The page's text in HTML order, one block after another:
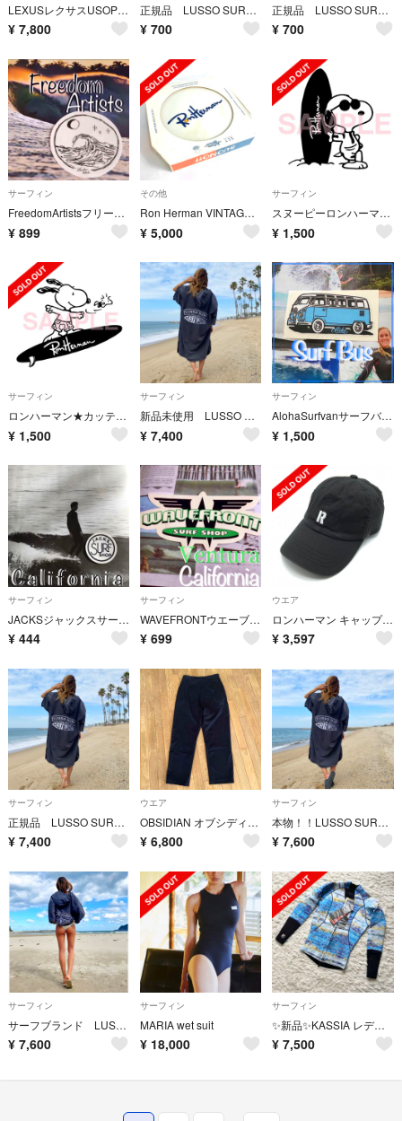
LEXUSレクサスUSOPENsurf＠ハンティントンビーチ限定記念TシャツM
¥ 7,800
正規品 LUSSO SURF 80’s ロゴステッカー 送料込み ロンハーマン
¥ 700
正規品 LUSSO SURF 80’s ロゴステッカー 送料込み ロンハーマン
¥ 700
サーフィン
FreedomArtistsフリーダムアーティストマリブ限定waveステッカー
¥ 899
その他
Ron Herman VINTAGE ロンハーマンヴィンテージ フリスビー ジャクソンマティスコラボ ホワイト / 241011013259
¥ 5,000
サーフィン
スヌーピーロンハーマン★カッティングステッカー★
¥ 1,500
サーフィン
ロンハーマン★カッティングステッカー
¥ 1,500
サーフィン
新品未使用 LUSSO SURF お着替えポンチョ グレー⭐︎送料込み
¥ 7,400
サーフィン
AlohaSurfvanサーフバンhawaii限定型抜きワーゲンバスステッカー
¥ 1,500
サーフィン
JACKSジャックスサーフCalifornia限定ミニショップアイコンステッカー
¥ 444
サーフィン
WAVEFRONTウエーブフロントVE限定サーフショップ型抜きアイコンステッカー
¥ 699
ウエア
ロンハーマン キャップ 黒×白 ロゴ刺しゅう ゴルフウェア RHC RonHerman
¥ 3,597
サーフィン
正規品 LUSSO SURF お着替えポンチョ グレー⭐︎送料込み
¥ 7,400
ウエア
OBSIDIAN オブシディアン 22Sストレッチパンツサイズ：S
¥ 6,800
サーフィン
本物！！LUSSO SURF お着替えポンチョ グレー⭐︎送料込み
¥ 7,600
サーフィン
サーフブランド LUSSO SURF お着替えポンチョ グレー⭐︎送料込み
¥ 7,600
サーフィン
MARIA wet suit
¥ 18,000
サーフィン
✨新品✨KASSIA レディース ロンスリ タッパー フロントジッパー S
¥ 7,500